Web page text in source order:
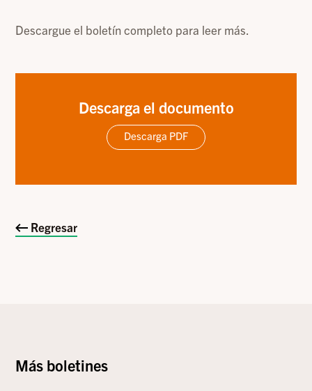
Descargue el boletín completo para leer más.
Descarga el documento
Descarga PDF
Regresar
Más boletines